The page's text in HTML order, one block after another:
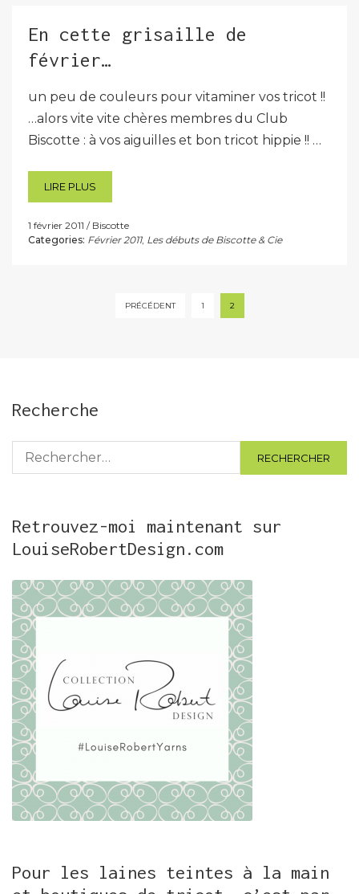
En cette grisaille de
février…
un peu de couleurs pour vitaminer vos tricot !!
…alors vite vite chères membres du Club
Biscotte : à vos aiguilles et bon tricot hippie !! …
LIRE PLUS
1 février 2011
Biscotte
Categories: Février 2011, Les débuts de Biscotte & Cie
PRÉCÉDENT 1 2
Recherche
Rechercher :
Retrouvez-moi maintenant sur
LouiseRobertDesign.com
Pour les laines teintes à la main